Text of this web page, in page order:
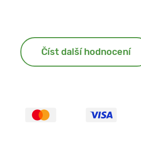
Číst další hodnocení